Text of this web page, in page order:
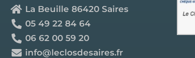
La Beuille 86420 Saires
05 49 22 84 64
06 62 00 59 20
info@leclosdesaires.fr